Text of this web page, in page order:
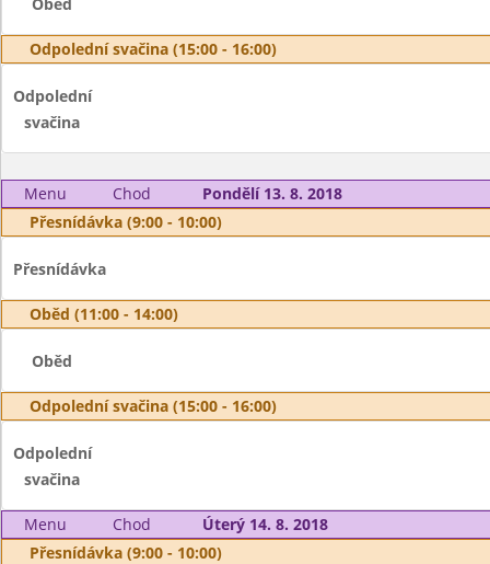
Odpolední svačina (15:00 - 16:00)
Odpolední
svačina
Menu Chod
Pondělí 13. 8. 2018
Přesnídávka (9:00 - 10:00)
Přesnídávka
Oběd (11:00 - 14:00)
Oběd
Odpolední svačina (15:00 - 16:00)
Odpolední
svačina
Menu Chod
Úterý 14. 8. 2018
Přesnídávka (9:00 - 10:00)